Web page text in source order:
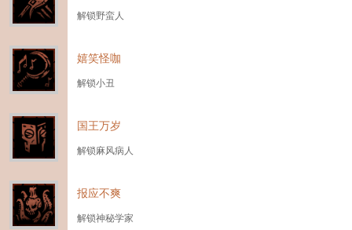
解锁野蛮人
嬉笑怪咖
解锁小丑
国王万岁
解锁麻风病人
报应不爽
解锁神秘学家